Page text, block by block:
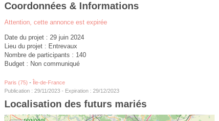
Coordonnées & Informations
Attention, cette annonce est expirée
Date du projet : 29 juin 2024
Lieu du projet : Entrevaux
Nombre de participants : 140
Budget : Non communiqué
Paris (75) -
Île-de-France
Publication : 29/11/2023 - Expiration : 29/12/2023
Localisation des futurs mariés